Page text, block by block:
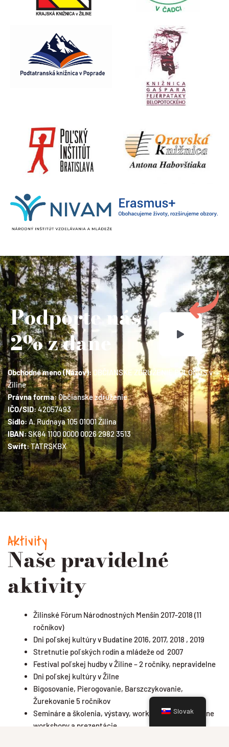
Podporte nás
2% z dane
Obchodné meno (Názov):OBČIANSKE ZDRUŽENIE POLONUS v
Žiline
Právna forma:Občianske združenie
IČO/SID:42057493
Sídlo: A. Rudnaya 105 01001 Žilina
IBAN:SK84 1100 0000 0026 2982 3513
Swift:TATRSKBX
Aktivity
Naše pravidelné
aktivity
Žilinské Fórum Národnostných Menšín 2017-2018 (11
ročníkov)
Dni poľskej kultúry v Budatíne 2016, 2017, 2018 , 2019
Stretnutie poľských rodín a mládeže od 2007
Festival poľskej hudby v Žiline – 2 ročníky, nepravidelne
Dni poľskej kultúry v Žilne
Bigosovanie, Pierogovanie, Barszczykovanie,
Žurekovanie 5 ročníkov
Semináre a školenia, výstavy, workshopy, príležitostne
workshopy a prezentácie
Slovak